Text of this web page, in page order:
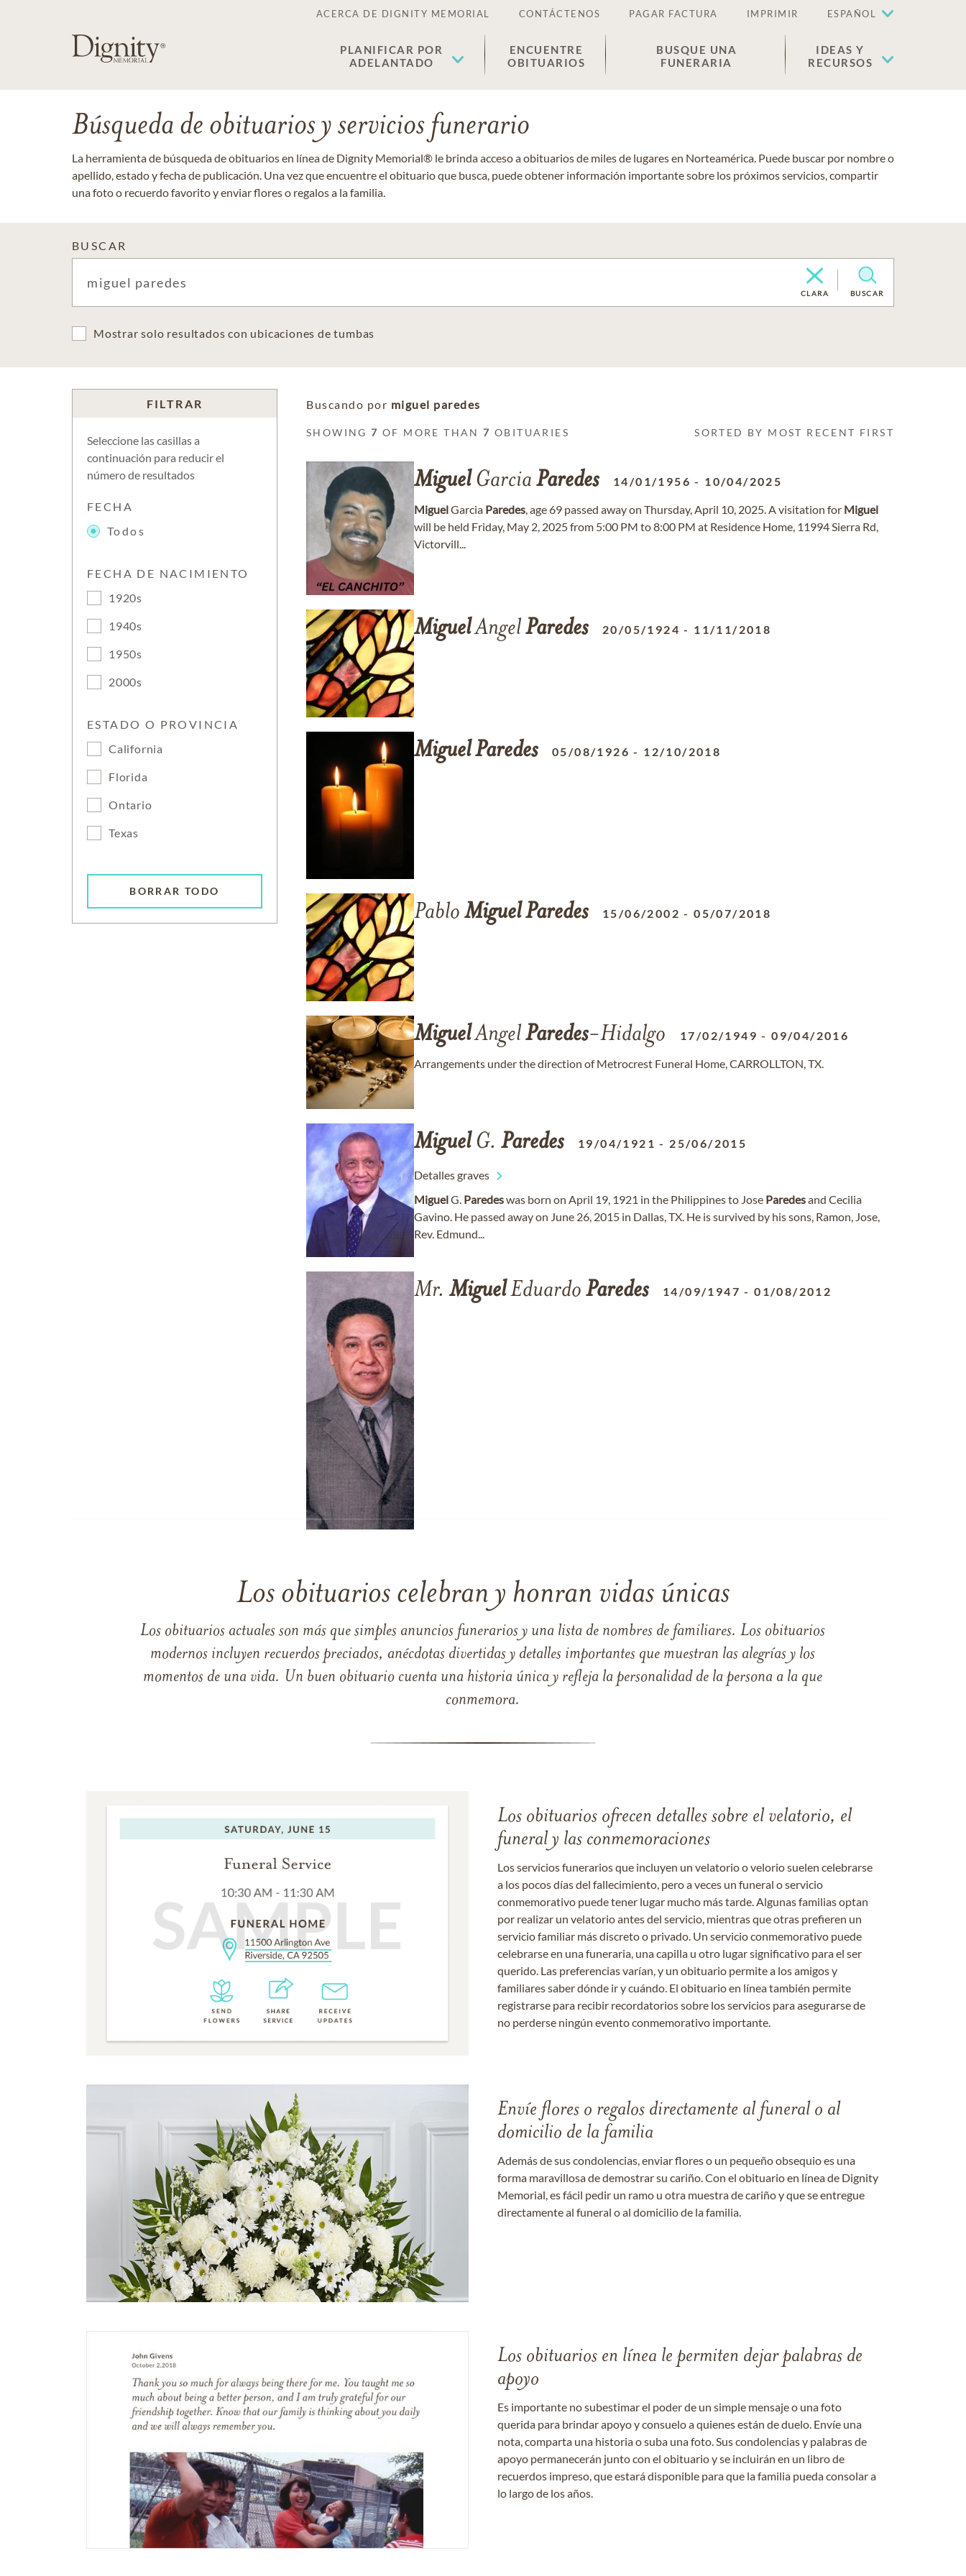
ACERCA DE DIGNITY MEMORIAL CONTÁCTENOS PAGAR FACTURA IMPRIMIR ESPAÑOL
PLANIFICAR POR
ADELANTADO
ENCUENTRE
OBITUARIOS
BUSQUE UNA
FUNERARIA
IDEAS Y
RECURSOS
Búsqueda de obituarios y servicios funerario
La herramienta de búsqueda de obituarios en línea de Dignity Memorial® le brinda acceso a obituarios de miles de lugares en Norteamérica. Puede buscar por nombre o
apellido, estado y fecha de publicación. Una vez que encuentre el obituario que busca, puede obtener información importante sobre los próximos servicios, compartir
una foto o recuerdo favorito y enviar flores o regalos a la familia.
BUSCAR
CLARA BUSCAR
Mostrar solo resultados con ubicaciones de tumbas
FILTRAR
Seleccione las casillas a
continuación para reducir el
número de resultados
FECHA
Todos
FECHA DE NACIMIENTO
1920s
1940s
1950s
2000s
ESTADO O PROVINCIA
California
Florida
Ontario
Texas
BORRAR TODO
Buscando por miguel paredes
SHOWING7 OF MORE THAN7 OBITUARIES SORTED BY MOST RECENT FIRST
MiguelGarcia Paredes 14/01/1956 - 10/04/2025
MiguelGarcia Paredes, age 69 passed away on Thursday, April 10, 2025. A visitation for Miguel
will be held Friday, May 2, 2025 from 5:00 PM to 8:00 PM at Residence Home, 11994 Sierra Rd,
Victorvill...
MiguelAngelParedes 20/05/1924 - 11/11/2018
MiguelParedes 05/08/1926 - 12/10/2018
Pablo MiguelParedes 15/06/2002 -05/07/2018
MiguelAngelParedes-Hidalgo 17/02/1949 -09/04/2016
Arrangements under the direction of Metrocrest Funeral Home, CARROLLTON, TX.
MiguelG. Paredes 19/04/1921 - 25/06/2015
Detalles graves
MiguelG. Paredeswas born on April 19, 1921 in the Philippines to Jose Paredesand Cecilia
Gavino. He passed away on June 26, 2015 in Dallas, TX. He is survived by his sons, Ramon, Jose,
Rev. Edmund...
Mr. MiguelEduardo Paredes 14/09/1947 -01/08/2012
Los obituarios celebran y honran vidas únicas
Los obituarios actuales son más que simples anuncios funerarios y una lista de nombres de familiares. Los obituarios
modernos incluyen recuerdos preciados, anécdotas divertidas y detalles importantes que muestran las alegrías y los
momentos de una vida. Un buen obituario cuenta una historia única y refleja la personalidad de la persona a la que
conmemora.
Los obituarios ofrecen detalles sobre el velatorio, el
funeral y las conmemoraciones
Los servicios funerarios que incluyen un velatorio o velorio suelen celebrarse
a los pocos días del fallecimiento, pero a veces un funeral o servicio
conmemorativo puede tener lugar mucho más tarde. Algunas familias optan
por realizar un velatorio antes del servicio, mientras que otras prefieren un
servicio familiar más discreto o privado. Un servicio conmemorativo puede
celebrarse en una funeraria, una capilla u otro lugar significativo para el ser
querido. Las preferencias varían, y un obituario permite a los amigos y
familiares saber dónde ir y cuándo. El obituario en línea también permite
registrarse para recibir recordatorios sobre los servicios para asegurarse de
no perderse ningún evento conmemorativo importante.
Envíe flores o regalos directamente al funeral o al
domicilio de la familia
Además de sus condolencias, enviar flores o un pequeño obsequio es una
forma maravillosa de demostrar su cariño. Con el obituario en línea de Dignity
Memorial, es fácil pedir un ramo u otra muestra de cariño y que se entregue
directamente al funeral o al domicilio de la familia.
Los obituarios en línea le permiten dejar palabras de
apoyo
Es importante no subestimar el poder de un simple mensaje o una foto
querida para brindar apoyo y consuelo a quienes están de duelo. Envíe una
nota, comparta una historia o suba una foto. Sus condolencias y palabras de
apoyo permanecerán junto con el obituario y se incluirán en un libro de
recuerdos impreso, que estará disponible para que la familia pueda consolar a
lo largo de los años.